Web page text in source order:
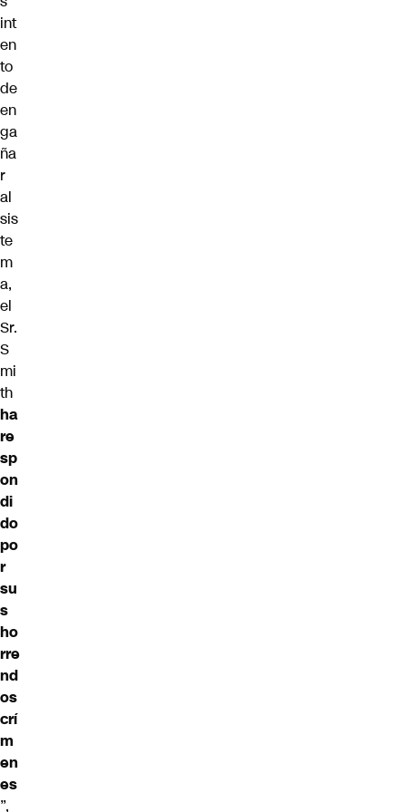
int
en
to
de
en
ga
ña
r
al
sis
te
m
a,
el
Sr.
S
mi
th
ha
re
sp
on
di
do
po
r
su
s
ho
rre
nd
os
crí
m
en
es
”,